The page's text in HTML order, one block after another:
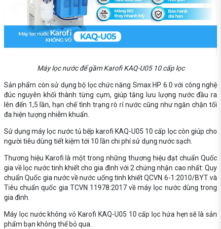
Máy lọc nước để gầm Karofi KAQ-U05 10 cấp lọc
Sản phẩm còn sử dụng bộ lọc chức năng Smax HP 6.0 với công nghệ
đúc nguyên khối thành từng cụm, giúp tăng lưu lượng nước đầu ra
lên đến 1,5 lần, hạn chế tình trạng rò rỉ nước cũng như ngăn chặn tối
đa hiện tượng nhiễm khuẩn.
Sử dụng máy lọc nước tủ bếp karofi KAQ-U05 10 cấp lọc còn giúp cho
người tiêu dùng tiết kiệm tới 10 lần chi phí sử dụng nước sạch.
Thương hiệu Karofi là một trong những thương hiệu đạt chuẩn Quốc
gia về lọc nước tinh khiết cho gia đình với 2 chứng nhận cao nhất: Quy
chuẩn Quốc gia nước về nước uống tinh khiết QCVN 6-1:2010/BYT và
Tiêu chuẩn quốc gia TCVN 11978:2017 về máy lọc nước dùng trong
gia đình.
Máy lọc nước không vỏ Karofi KAQ-U05 10 cấp lọc hứa hẹn sẽ là sản
phẩm bạn không thể bỏ qua.